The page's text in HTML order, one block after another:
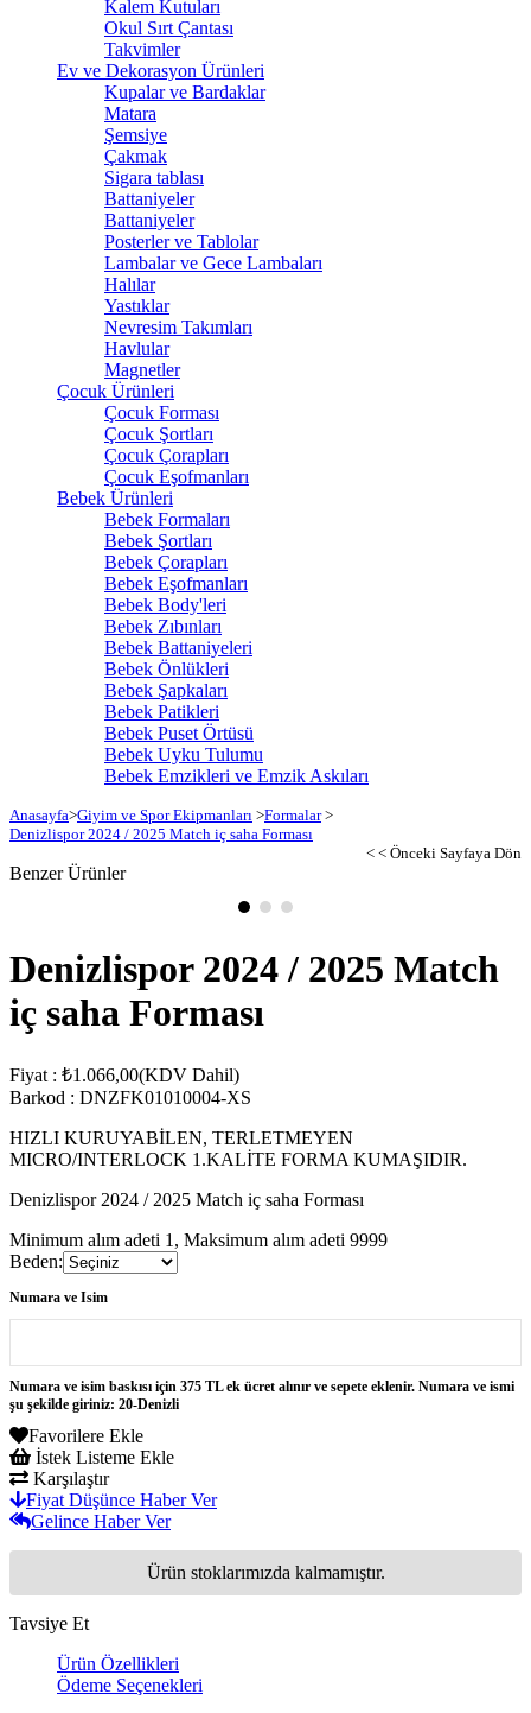
Kalem Kutuları
Okul Sırt Çantası
Takvimler
Ev ve Dekorasyon Ürünleri
Kupalar ve Bardaklar
Matara
Şemsiye
Çakmak
Sigara tablası
Battaniyeler
Battaniyeler
Posterler ve Tablolar
Lambalar ve Gece Lambaları
Halılar
Yastıklar
Nevresim Takımları
Havlular
Magnetler
Çocuk Ürünleri
Çocuk Forması
Çocuk Şortları
Çocuk Çorapları
Çocuk Eşofmanları
Bebek Ürünleri
Bebek Formaları
Bebek Şortları
Bebek Çorapları
Bebek Eşofmanları
Bebek Body'leri
Bebek Zıbınları
Bebek Battaniyeleri
Bebek Önlükleri
Bebek Şapkaları
Bebek Patikleri
Bebek Puset Örtüsü
Bebek Uyku Tulumu
Bebek Emzikleri ve Emzik Askıları
Anasayfa>Giyim ve Spor Ekipmanları >Formalar>
Denizlispor 2024 / 2025 Match iç saha Forması
< < Önceki Sayfaya Dön
Benzer Ürünler
Denizlispor 2024 / 2025 Match
iç saha Forması
Fiyat : ₺1.066,00(KDV Dahil)
Barkod : DNZFK01010004-XS
HIZLI KURUYABİLEN, TERLETMEYEN
MICRO/INTERLOCK 1.KALİTE FORMA KUMAŞIDIR.
Denizlispor 2024 / 2025 Match iç saha Forması
Minimum alım adeti 1, Maksimum alım adeti 9999
Beden:
Numara ve Isim
Numara ve isim baskısı için 375 TL ek ücret alınır ve sepete eklenir. Numara ve ismi
şu şekilde giriniz: 20-Denizli
Favorilere Ekle
İstek Listeme Ekle
Karşılaştır
Fiyat Düşünce Haber Ver
Gelince Haber Ver
Ürün stoklarımızda kalmamıştır.
Tavsiye Et
Ürün Özellikleri
Ödeme Seçenekleri